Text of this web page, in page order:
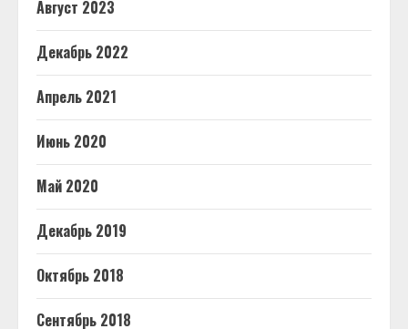
Август 2023
Декабрь 2022
Апрель 2021
Июнь 2020
Май 2020
Декабрь 2019
Октябрь 2018
Сентябрь 2018